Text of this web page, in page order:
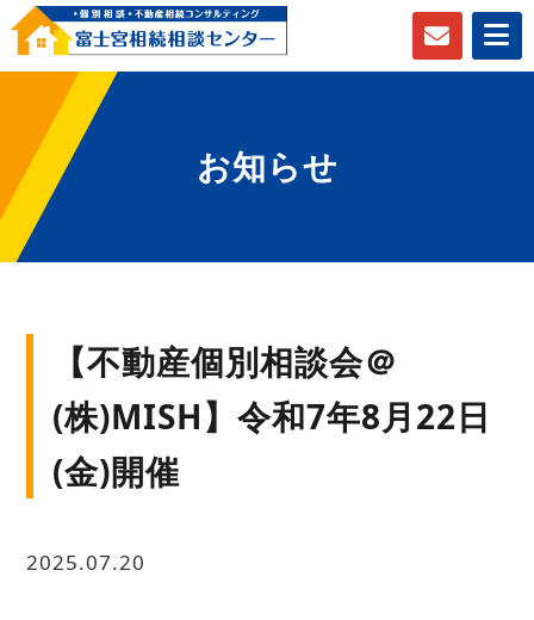
お知らせ
【不動産個別相談会＠
(株)MISH】令和7年8月22日
(金)開催
2025.07.20